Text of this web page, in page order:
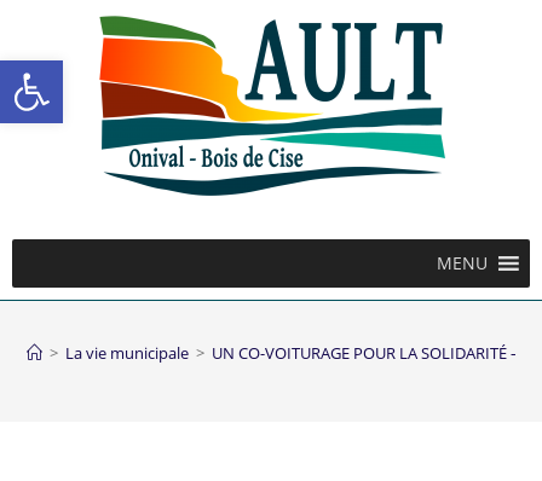
Ouvrir la barre d’outils
MENU
> La vie municipale > UN CO-VOITURAGE POUR LA SOLIDARITÉ –